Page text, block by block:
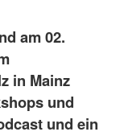
am 02.
in Mainz
und
und ein